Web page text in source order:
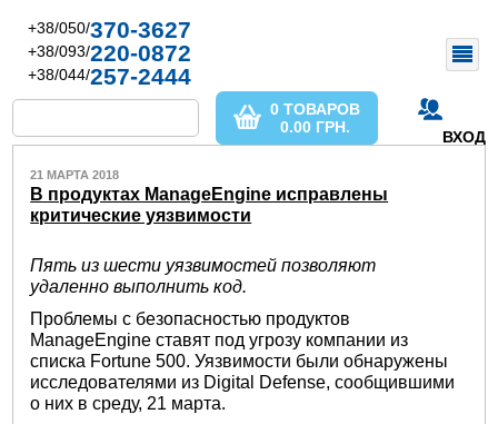
+38/050/370-3627
+38/093/220-0872
+38/044/257-2444
ВХОД
0 ТОВАРОВ
0.00 ГРН.
21 МАРТА 2018
В продуктах ManageEngine исправлены
критические уязвимости
Пять из шести уязвимостей позволяют
удаленно выполнить код.
Проблемы с безопасностью продуктов
ManageEngine ставят под угрозу компании из
списка Fortune 500. Уязвимости были обнаружены
исследователями из Digital Defense, сообщившими
о них в среду, 21 марта.